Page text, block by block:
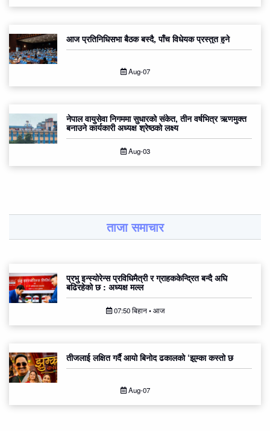
आज प्रतिनिधिसभा बैठक बस्दै, पाँच विधेयक प्रस्तुत हुने
Aug-07
नेपाल वायुसेवा निगममा सुधारको संकेत, तीन वर्षभित्र ऋणमुक्त
बनाउने कार्यकारी अध्यक्ष श्रेष्ठको लक्ष्य
Aug-03
ताजा समाचार
प्रभु इन्स्योरेन्स प्रविधिमैत्री र ग्राहककेन्द्रित बन्दै अघि
बढिरहेको छ : अध्यक्ष मल्ल
07:50 बिहान • आज
तीजलाई लक्षित गर्दै आयो बिनोद ढकालको ‘झुम्का कस्तो छ
Aug-07